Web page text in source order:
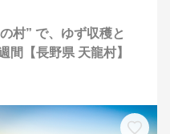
村” で、ゆず収穫と
間【長野県 天龍村】